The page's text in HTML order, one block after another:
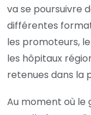
va se poursuivre
différentes
les promoteurs,
les hôpitaux
retenues dans la
Au moment où le